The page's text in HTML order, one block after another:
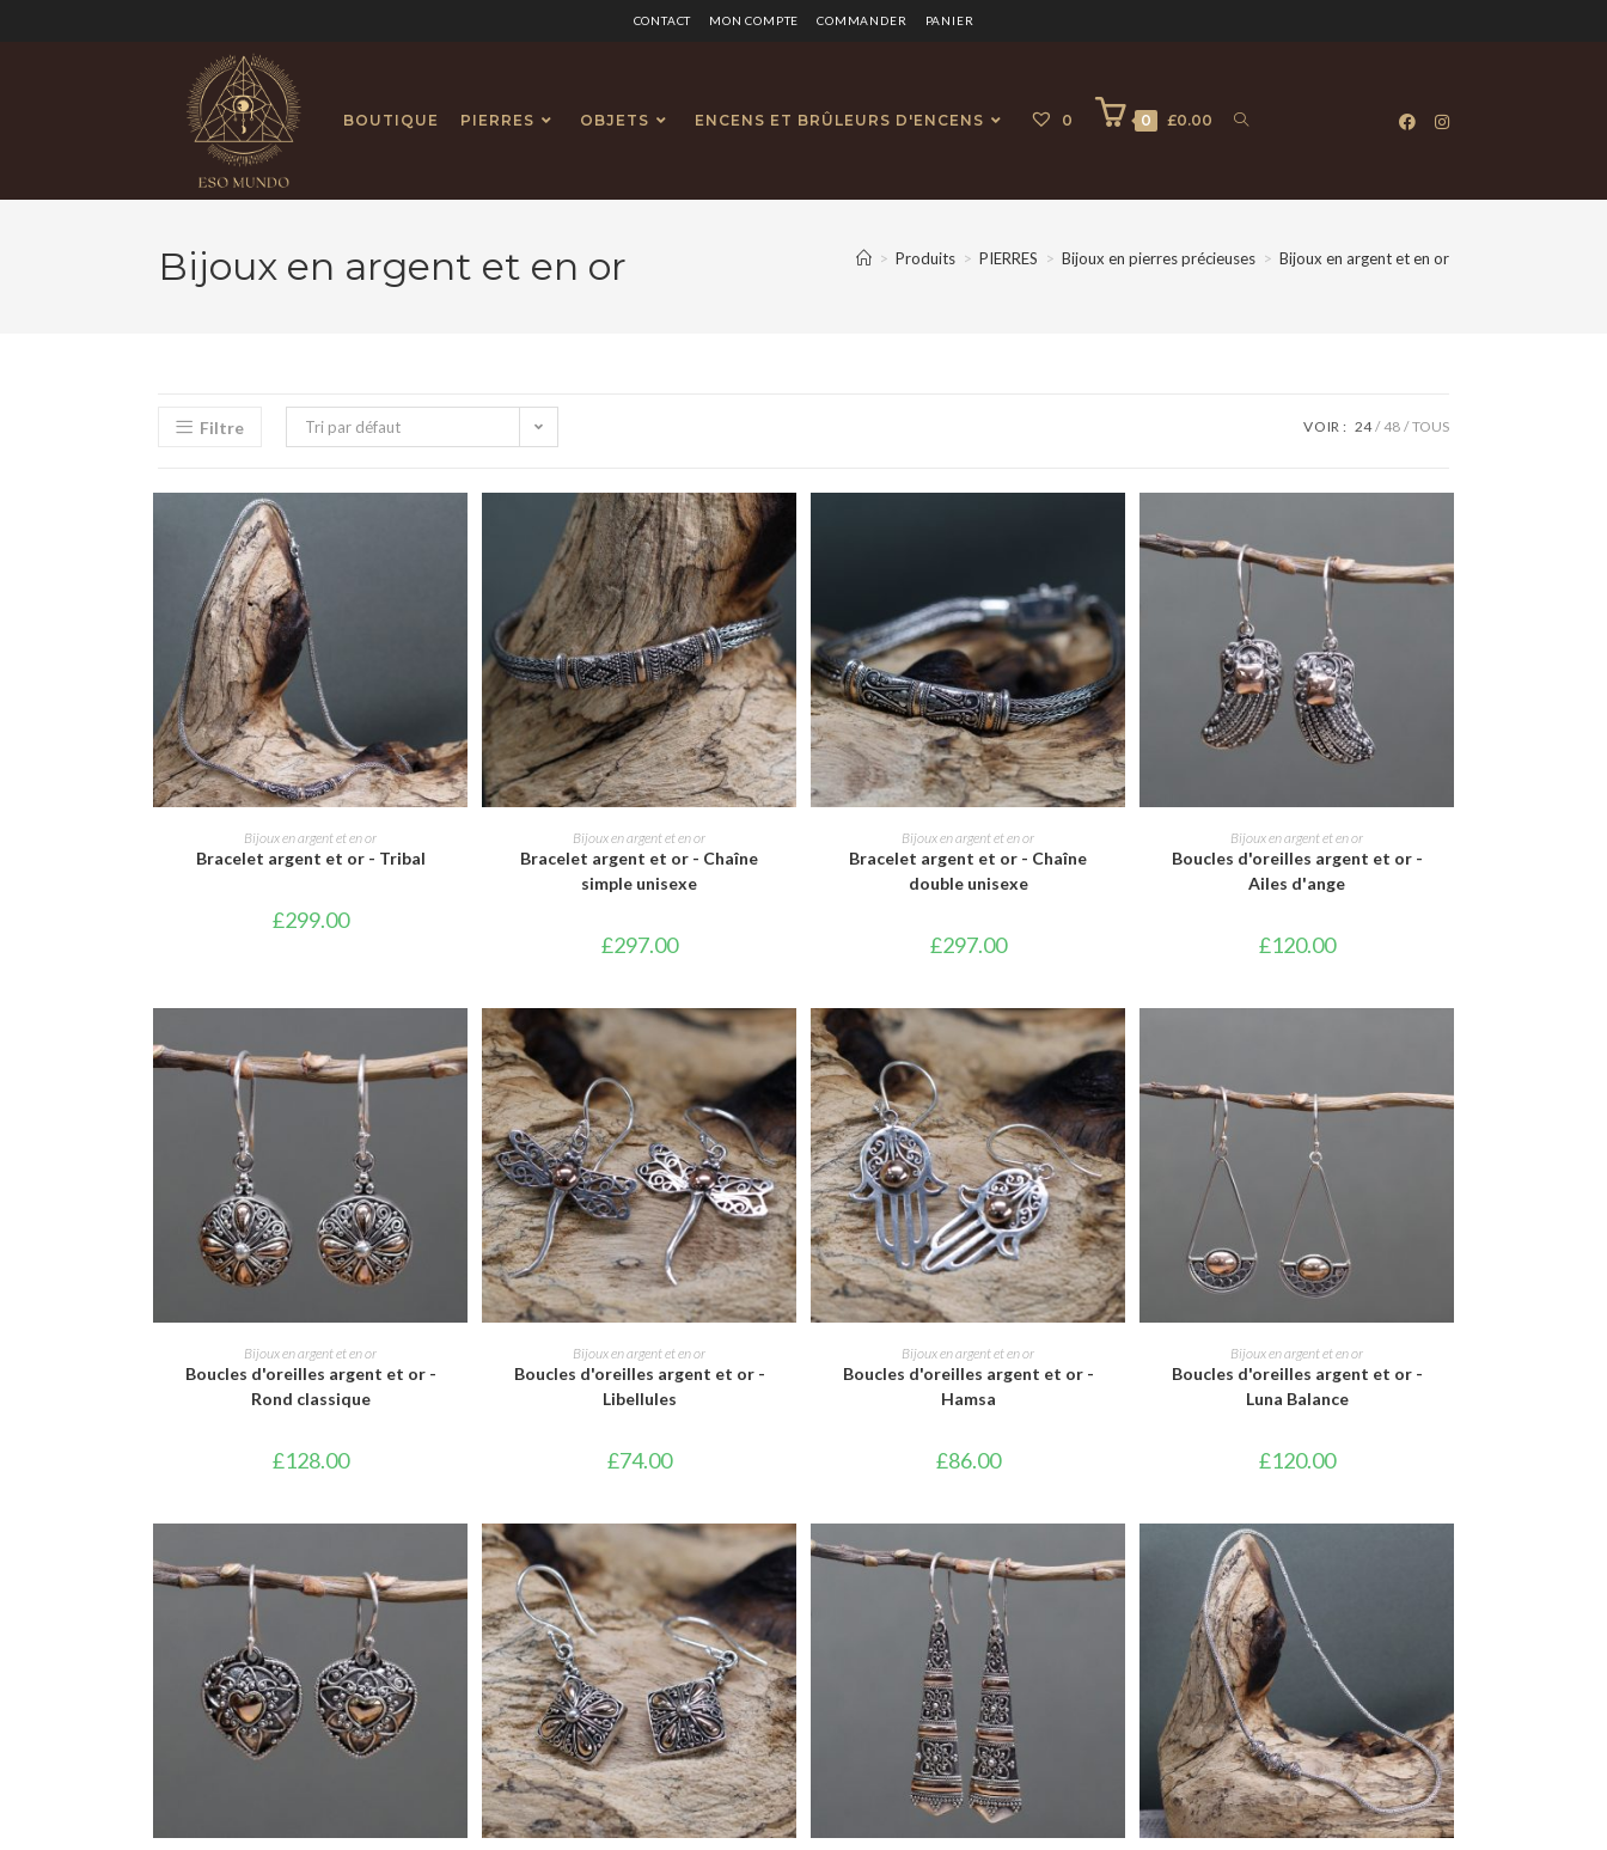
CONTACT MON COMPTE COMMANDER PANIER
BOUTIQUE PIERRES OBJETS ENCENS ET BRÛLEURS D'ENCENS 0 0 £0.00
Bijoux en argent et en or > Produits > PIERRES > Bijoux en pierres précieuses > Bijoux en argent et en or
Filtre Tri par défaut VOIR : 24 48 TOUS
AJOUTER AU PANIER
Bijoux en argent et en or
Bracelet argent et or - Tribal
£299.00
AJOUTER AU PANIER
Bijoux en argent et en or
Bracelet argent et or - Chaîne
simple unisexe
£297.00
AJOUTER AU PANIER
Bijoux en argent et en or
Bracelet argent et or - Chaîne
double unisexe
£297.00
AJOUTER AU PANIER
Bijoux en argent et en or
Boucles d'oreilles argent et or -
Ailes d'ange
£120.00
AJOUTER AU PANIER
Bijoux en argent et en or
Boucles d'oreilles argent et or -
Rond classique
£128.00
AJOUTER AU PANIER
Bijoux en argent et en or
Boucles d'oreilles argent et or -
Libellules
£74.00
AJOUTER AU PANIER
Bijoux en argent et en or
Boucles d'oreilles argent et or -
Hamsa
£86.00
AJOUTER AU PANIER
Bijoux en argent et en or
Boucles d'oreilles argent et or -
Luna Balance
£120.00